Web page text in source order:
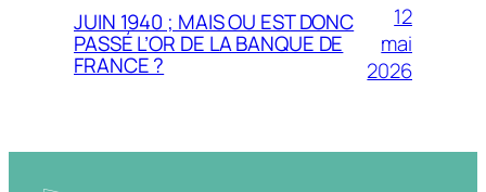
JUIN 1940 ; MAIS OU EST DONC
PASSÉ L’OR DE LA BANQUE DE
FRANCE ?
12
mai
2026